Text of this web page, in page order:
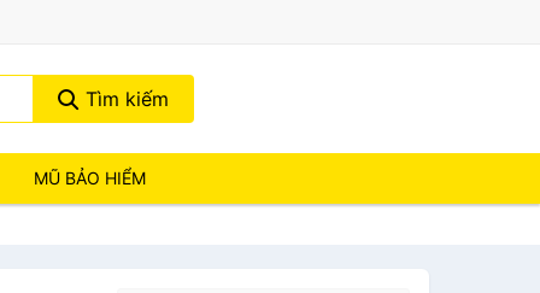
Tìm kiếm
MŨ BẢO HIỂM